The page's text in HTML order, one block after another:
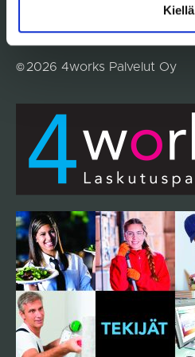
Kiellä
©2026 4works Palvelut Oy